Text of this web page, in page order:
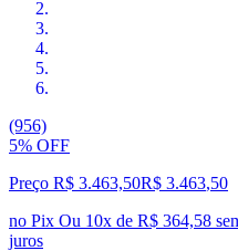
(956)
5% OFF
Preço R$ 3.463,50R$ 3.463,50
no Pix Ou 10x de R$ 364,58
juros